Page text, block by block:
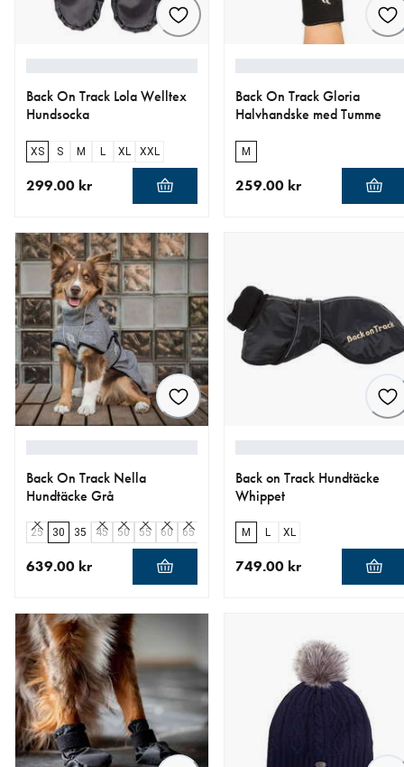
Back On Track Lola Welltex
Hundsocka
XS S M L XL XXL
299.00 kr
Back On Track Gloria
Halvhandske med Tumme
M
259.00 kr
Back On Track Nella
Hundtäcke Grå
25 30 35 45 50 55 60 65 80 85
639.00 kr
Back on Track Hundtäcke
Whippet
M L XL
749.00 kr